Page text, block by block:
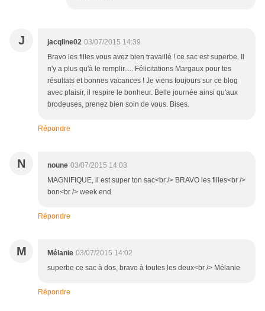
J jacqline02 03/07/2015 14:39
Bravo les filles vous avez bien travaillé ! ce sac est superbe. Il
n'y a plus qu'à le remplir..... Félicitations Margaux pour tes
résultats et bonnes vacances ! Je viens toujours sur ce blog
avec plaisir, il respire le bonheur. Belle journée ainsi qu'aux
brodeuses, prenez bien soin de vous. Bises.
Répondre
N noune 03/07/2015 14:03
MAGNIFIQUE, il est super ton sac<br /> BRAVO les filles<br />
bon<br /> week end
Répondre
M Mélanie 03/07/2015 14:02
superbe ce sac à dos, bravo à toutes les deux<br /> Mélanie
Répondre